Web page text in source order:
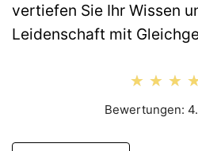
vertiefen Sie Ihr Wissen
Leidenschaft mit
Bewertungen: